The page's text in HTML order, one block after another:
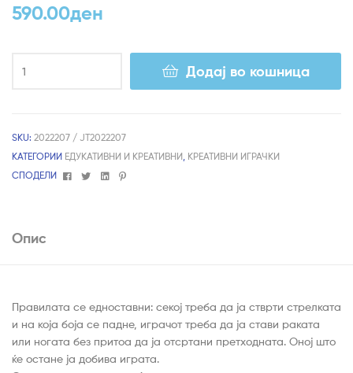
590.00ден
Додај во кошница
SKU: 2022207 / JT2022207
КАТЕГОРИИ ЕДУКАТИВНИ И КРЕАТИВНИ, КРЕАТИВНИ ИГРАЧКИ
СПОДЕЛИ
FacebookTwitterLinkedin
Pinterest
Опис
Правилата се едноставни: секој треба да ја стврти стрелката
и на која боја се падне, играчот треба да ја стави раката
или ногата без притоа да ја отсртани претходната. Оној што
ќе остане ја добива играта.